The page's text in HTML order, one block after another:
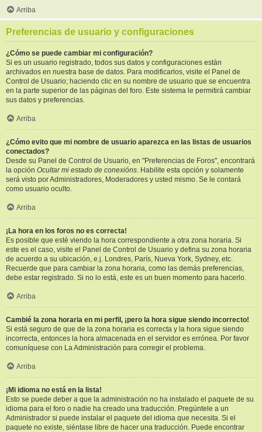
Arriba
Preferencias de usuario y configuraciones
¿Cómo se puede cambiar mi configuración?
Si es un usuario registrado, todos sus datos y configuraciones están
archivados en nuestra base de datos. Para modificarlos, visite el Panel de
Control de Usuario; haciendo clic en su nombre de usuario que se encuentra
en la parte superior de las páginas del foro. Este sistema le permitirá cambiar
sus datos y preferencias.
Arriba
¿Cómo evito que mi nombre de usuario aparezca en las listas de usuarios
conectados?
Desde su Panel de Control de Usuario, en "Preferencias de Foros", encontrará
la opción Ocultar mi estado de conexións. Habilite esta opción y solamente
será visto por Administradores, Moderadores y usted mismo. Se le contará
como usuario oculto.
Arriba
¡La hora en los foros no es correcta!
Es posible que esté viendo la hora correspondiente a otra zona horaria. Si
este es el caso, visite el Panel de Control de Usuario y defina su zona horaria
de acuerdo a su ubicación, e.j. Londres, París, Nueva York, Sydney, etc.
Recuerde que para cambiar la zona horaria, como las demás preferencias,
debe estar registrado. Si no lo está, este es un buen momento para hacerlo.
Arriba
Cambié la zona horaria en mi perfil, ¡pero la hora sigue siendo incorrecto!
Si está seguro de que de la zona horaria es correcta y la hora sigue siendo
incorrecta, entonces la hora almacenada en el servidor es errónea. Por favor
comuníquese con La Administración para corregir el problema.
Arriba
¡Mi idioma no está en la lista!
Esto se puede deber a que la administración no ha instalado el paquete de su
idioma para el foro o nadie ha creado una traducción. Pregúntele a un
Administrador si puede instalar el paquete del idioma que necesita. Si el
paquete no existe, siéntase libre de hacer una traducción. Puede encontrar